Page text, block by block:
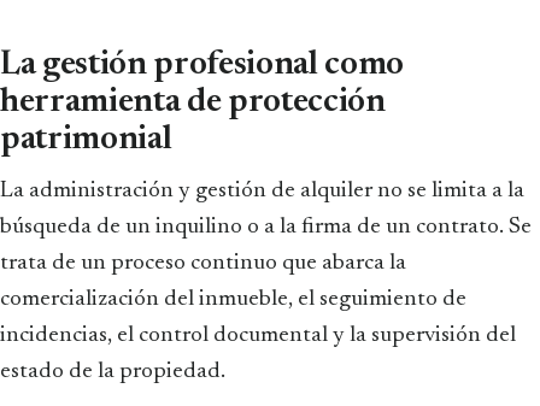
La gestión profesional como
herramienta de protección
patrimonial
La administración y gestión de alquiler no se limita a la
búsqueda de un inquilino o a la firma de un contrato. Se
trata de un proceso continuo que abarca la
comercialización del inmueble, el seguimiento de
incidencias, el control documental y la supervisión del
estado de la propiedad.